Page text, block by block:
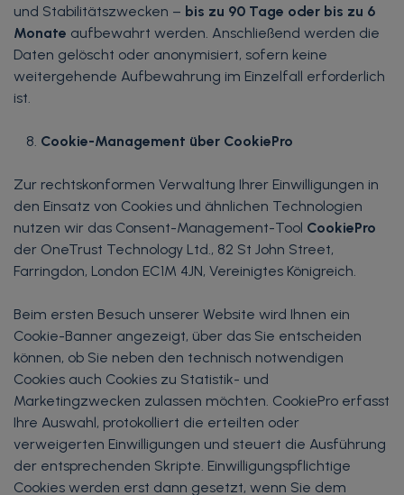
und Stabilitätszwecken – bis zu 90 Tage oder bis zu 6
Monate aufbewahrt werden. Anschließend werden die
Daten gelöscht oder anonymisiert, sofern keine
weitergehende Aufbewahrung im Einzelfall erforderlich
ist.
Cookie-Management über CookiePro
Zur rechtskonformen Verwaltung Ihrer Einwilligungen in
den Einsatz von Cookies und ähnlichen Technologien
nutzen wir das Consent-Management-Tool CookiePro
der OneTrust Technology Ltd., 82 St John Street,
Farringdon, London EC1M 4JN, Vereinigtes Königreich.
Beim ersten Besuch unserer Website wird Ihnen ein
Cookie-Banner angezeigt, über das Sie entscheiden
können, ob Sie neben den technisch notwendigen
Cookies auch Cookies zu Statistik- und
Marketingzwecken zulassen möchten. CookiePro erfasst
Ihre Auswahl, protokolliert die erteilten oder
verweigerten Einwilligungen und steuert die Ausführung
der entsprechenden Skripte. Einwilligungspflichtige
Cookies werden erst dann gesetzt, wenn Sie dem